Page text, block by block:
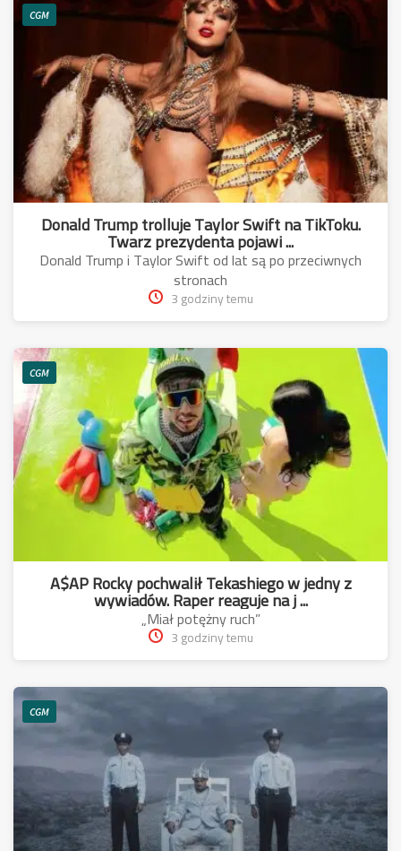
CGM
Donald Trump trolluje Taylor Swift na TikToku.
Twarz prezydenta pojawi ...
Donald Trump i Taylor Swift od lat są po przeciwnych
stronach
3 godziny temu
CGM
A$AP Rocky pochwalił Tekashiego w jedny z
wywiadów. Raper reaguje na j ...
„Miał potężny ruch”
3 godziny temu
CGM